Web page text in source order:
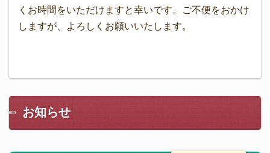
くお時間をいただけますと幸いです。ご不便をおかけ
しますが、よろしくお願いいたします。
お知らせ